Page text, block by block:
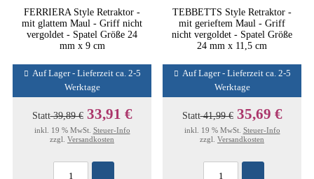
FERRIERA Style Retraktor -
mit glattem Maul - Griff nicht
vergoldet - Spatel Größe 24
mm x 9 cm
Auf Lager - Lieferzeit ca. 2-5
Werktage
Statt39,89 € 33,91 €
inkl. 19 % MwSt. Steuer-Info
zzgl. Versandkosten
TEBBETTS Style Retraktor -
mit gerieftem Maul - Griff
nicht vergoldet - Spatel Größe
24 mm x 11,5 cm
Auf Lager - Lieferzeit ca. 2-5
Werktage
Statt41,99 € 35,69 €
inkl. 19 % MwSt. Steuer-Info
zzgl. Versandkosten